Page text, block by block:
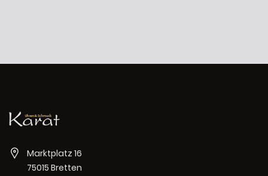
Marktplatz 16
75015 Bretten